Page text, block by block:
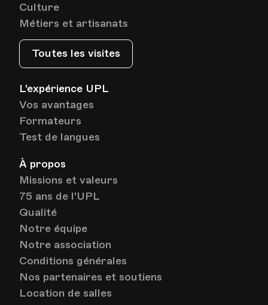
Culture
Métiers et artisanats
Toutes les visites
L'expérience UPL
Vos avantages
Formateurs
Test de langues
À propos
Missions et valeurs
75 ans de l'UPL
Qualité
Notre équipe
Notre association
Conditions générales
Nos partenaires et soutiens
Location de salles